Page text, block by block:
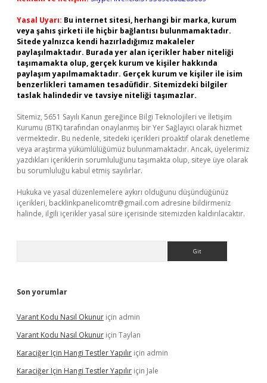
Yasal Uyarı: Bu internet sitesi, herhangi bir marka, kurum
veya şahıs şirketi ile hiçbir bağlantısı bulunmamaktadır.
Sitede yalnızca kendi hazırladığımız makaleler
paylaşılmaktadır. Burada yer alan içerikler haber niteliği
taşımamakta olup, gerçek kurum ve kişiler hakkında
paylaşım yapılmamaktadır. Gerçek kurum ve kişiler ile isim
benzerlikleri tamamen tesadüfidir. Sitemizdeki bilgiler
taslak halindedir ve tavsiye niteliği taşımazlar.
Sitemiz, 5651 Sayılı Kanun gereğince Bilgi Teknolojileri ve İletişim
Kurumu (BTK) tarafından onaylanmış bir Yer Sağlayıcı olarak hizmet
vermektedir. Bu nedenle, sitedeki içerikleri proaktif olarak denetleme
veya araştırma yükümlülüğümüz bulunmamaktadır. Ancak, üyelerimiz
yazdıkları içeriklerin sorumluluğunu taşımakta olup, siteye üye olarak
bu sorumluluğu kabul etmiş sayılırlar.
Hukuka ve yasal düzenlemelere aykırı olduğunu düşündüğünüz
içerikleri, backlinkpanelicomtr@gmail.com adresine bildirmeniz
halinde, ilgili içerikler yasal süre içerisinde sitemizden kaldırılacaktır.
Son yorumlar
Varant Kodu Nasıl Okunur için admin
Varant Kodu Nasıl Okunur için Taylan
Karaciğer Için Hangi Testler Yapılır için admin
Karaciğer Için Hangi Testler Yapılır için Jale